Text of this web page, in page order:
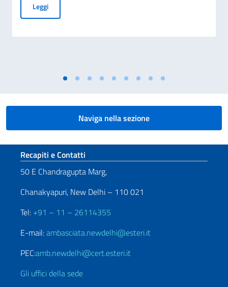
LeggiGraduatoria Finale | BORSE DI STUDIO MAECI PER L’A.A.
Naviga nella sezione
Sezione footer
Recapiti e Contatti
50 E Chandragupta Marg,
Chanakyapuri, New Delhi – 110 021
Tel: +91 – 11 – 26114355
E-mail:ambasciata.newdelhi@esteri.it
PEC:amb.newdelhi@cert.esteri.it
Gli uffici della sede